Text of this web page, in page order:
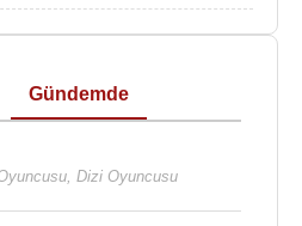
Gündemde
Dizi Oyuncusu